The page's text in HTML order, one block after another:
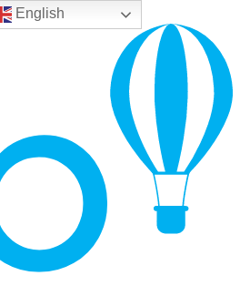
English